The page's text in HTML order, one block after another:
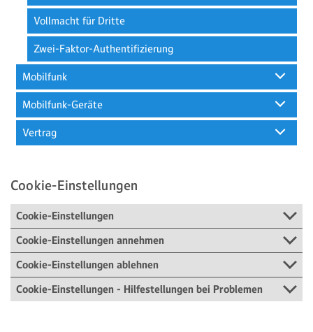
Vollmacht für Dritte
Zwei-Faktor-Authentifizierung
Mobilfunk
Mobilfunk-Geräte
Vertrag
Cookie-Einstellungen
Cookie-Einstellungen
Cookie-Einstellungen annehmen
Cookie-Einstellungen ablehnen
Cookie-Einstellungen - Hilfestellungen bei Problemen